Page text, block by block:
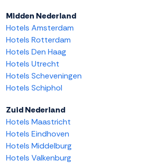
Midden Nederland
Hotels Amsterdam
Hotels Rotterdam
Hotels Den Haag
Hotels Utrecht
Hotels Scheveningen
Hotels Schiphol
Zuid Nederland
Hotels Maastricht
Hotels Eindhoven
Hotels Middelburg
Hotels Valkenburg